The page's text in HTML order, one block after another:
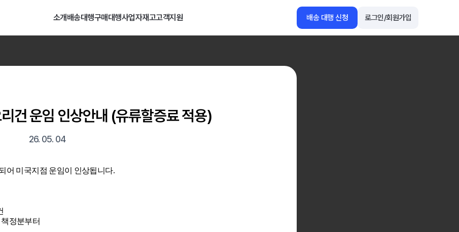
소개배송대행구매대행사업자재고고객지원 배송 대행 신청
로그인/회원가입
담배 니코틴 용액 수입 통관 지침 안내
07. 29
건 운임 인상안내 (유류할증료 적용)
26. 05. 04
어 미국지점 운임이 인상됩니다.
정분부터